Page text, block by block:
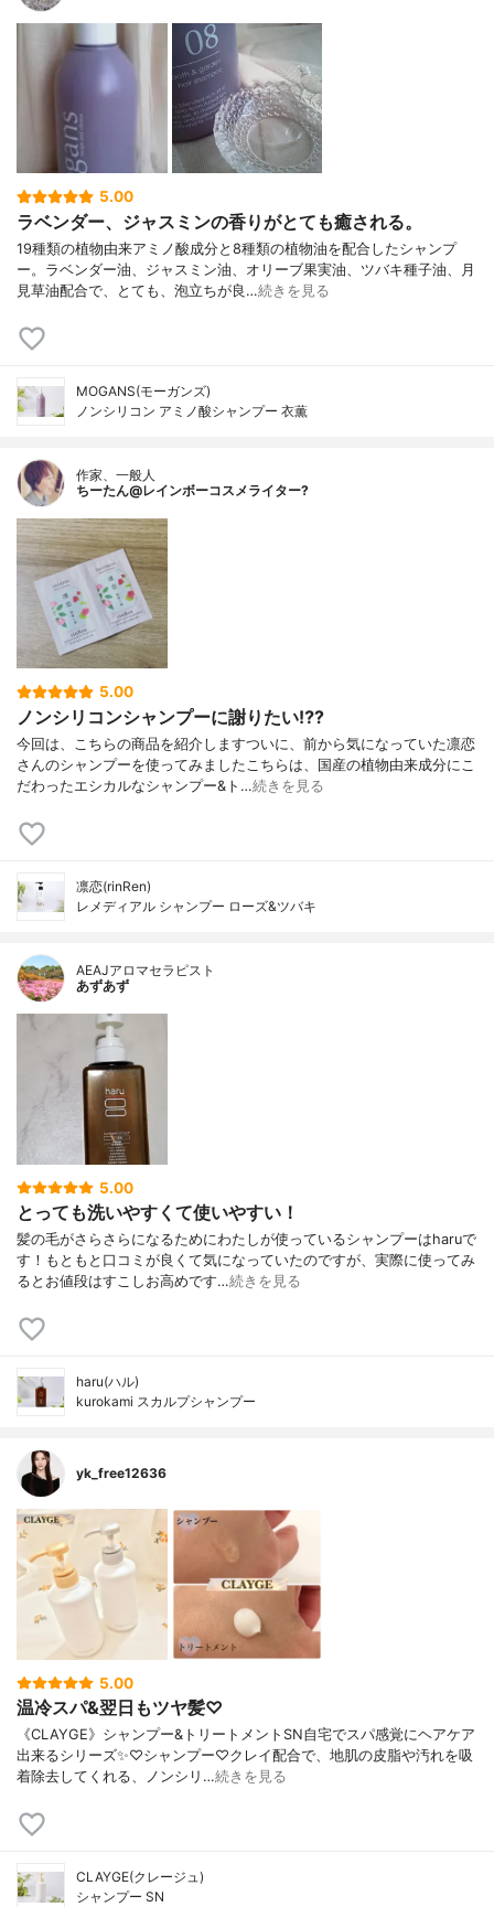
5.00
ラベンダー、ジャスミンの香りがとても癒される。
19種類の植物由来アミノ酸成分と8種類の植物油を配合したシャンプ
ー。ラベンダー油、ジャスミン油、オリーブ果実油、ツバキ種子油、月
見草油配合で、とても、泡立ちが良…続きを見る
MOGANS(モーガンズ)
ノンシリコン アミノ酸シャンプー 衣薫
作家、一般人
ちーたん@レインボーコスメライター?
5.00
ノンシリコンシャンプーに謝りたい⁉️?
今回は、こちらの商品を紹介しますついに、前から気になっていた凛恋
さんのシャンプーを使ってみましたこちらは、国産の植物由来成分にこ
だわったエシカルなシャンプー&ト…続きを見る
凛恋(rinRen)
レメディアル シャンプー ローズ&ツバキ
AEAJアロマセラピスト
あずあず
5.00
とっても洗いやすくて使いやすい！
髪の毛がさらさらになるためにわたしが使っているシャンプーはharuで
す！もともと口コミが良くて気になっていたのですが、実際に使ってみ
るとお値段はすこしお高めです…続きを見る
haru(ハル)
kurokami スカルプシャンプー
yk_free12636
5.00
温冷スパ&翌日もツヤ髪♡
《CLAYGE》シャンプー&トリートメントSN自宅でスパ感覚にヘアケア
出来るシリーズ✨♡シャンプー♡クレイ配合で、地肌の皮脂や汚れを吸
着除去してくれる、ノンシリ…続きを見る
CLAYGE(クレージュ)
シャンプー SN